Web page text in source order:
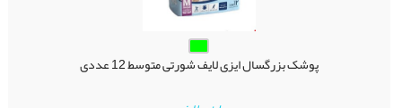
پوشک بزرگسال ایزی لایف شورتی متوسط 12 عددی